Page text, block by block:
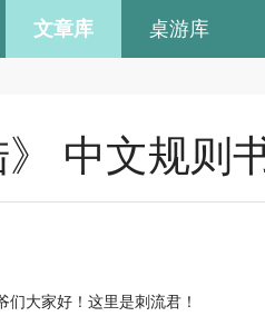
文章库 桌游库
》 中文规则
们大家好！这里是刺流君！